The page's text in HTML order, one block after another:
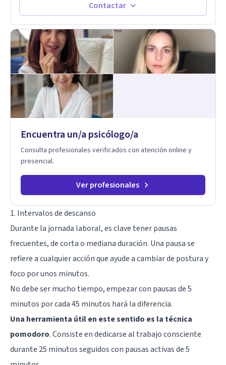
Terapia Cognitiva, he incorporado enfoques como el
Mindfulness y la Terapia de Aceptación y Compromiso (ACT),
trayectoria es internacional (Argentina, Estados Unidos,
Europa y Asia). Además, colaboré como psicóloga en
Televisión Canaria, conectando con la realidad de las islas.
Mis servicios son 100% online y accesibles. Si buscas un
espacio de escucha profesional y orientado a resultados,
empecemos.
Contactar
Encuentra un/a psicólogo/a
Consulta profesionales verificados con atención online y
presencial.
Ver profesionales
1. Intervalos de descanso
Durante la jornada laboral, es clave tener pausas
frecuentes, de corta o mediana duración. Una pausa se
refiere a cualquier acción que ayude a cambiar de postura y
foco por unos minutos.
No debe ser mucho tiempo, empezar con pausas de 5
minutos por cada 45 minutos hará la diferencia.
Una herramienta útil en este sentido es la técnica
pomodoro. Consiste en dedicarse al trabajo consciente
durante 25 minutos seguidos con pausas activas de 5